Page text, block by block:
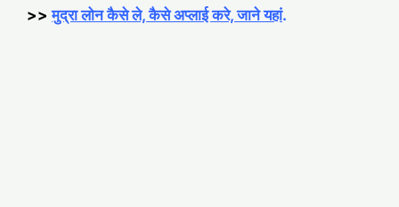
>> मुद्रा लोन कैसे ले, कैसे अप्लाई करे, जाने यहां.